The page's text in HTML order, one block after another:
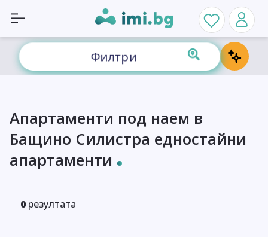
Филтри
Апартаменти под наем в
Бащино Силистра едностайни
апартаменти
0 резултата